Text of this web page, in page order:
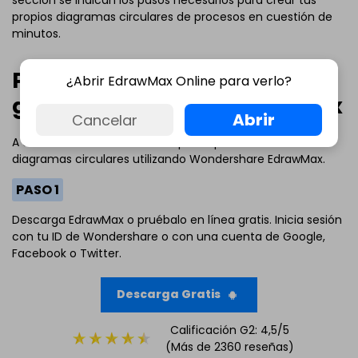
Haz clic para descargar y utilizar esta plantilla.
El archivoeddx
Si aún no lo tienes, puedes descargar
gratuitamente desde el enlace que se encuentra
EdrawMax en línea gratis desde
el enlace que se encuentra
a continuación.
propios diagramas circulares de procesos en cuestión de
minutos.
Parte III. Cómo crear un
gráfico circular en EdrawMax
A continuación se indican los pasos para elaborar
diagramas circulares utilizando Wondershare EdrawMax.
PASO 1
Descarga EdrawMax o pruébalo en línea gratis. Inicia sesión
con tu ID de Wondershare o con una cuenta de Google,
Facebook o Twitter.
Descarga Gratis
Calificación G2: 4,5/5
(Más de 2360 reseñas)
¿Abrir EdrawMax Online para verlo?
Cancelar Abrir